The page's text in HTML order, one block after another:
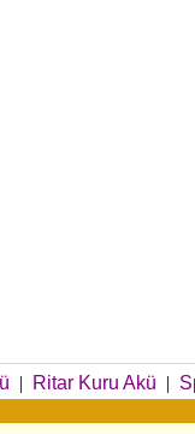
| Ritar Kuru Akü |